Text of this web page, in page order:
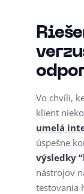
Vo chvíli,
klient
umelá
úspešne
výsledky
nástrojov
testovania